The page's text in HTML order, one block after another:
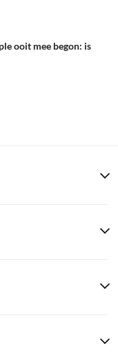
ooit mee begon: is